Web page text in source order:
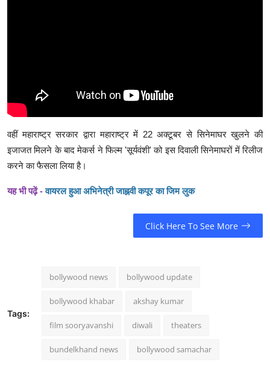
वहीं महाराष्ट्र सरकार द्वारा महाराष्ट्र में 22 अक्टूबर से सिनेमाघर खुलने की
इजाजत मिलने के बाद मेकर्स ने फिल्म 'सूर्यवंशी' को इस दिवाली सिनेमाघरों में रिलीज
करने का फैसला लिया है।
यह भी पढ़ें - वायरल हुआ अभिनेत्री जाह्नवी कपूर का जिम लुक
Click Here To See More
Tags:
bollywood news bollywood update
bollywood khabar akshay kumar
film sooryavanshi diwali theaters
bundelkhand news bollywood samachar